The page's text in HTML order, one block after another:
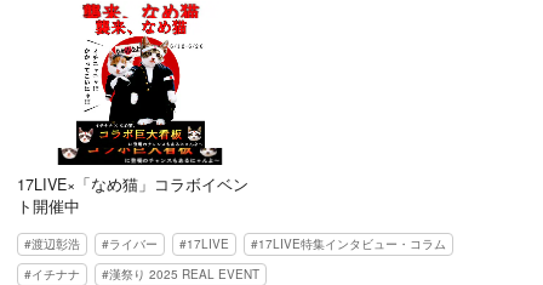
17LIVE×「なめ猫」コラボイベン
ト開催中
渡辺彰浩 ライバー 17LIVE
17LIVE特集インタビュー・コラム
イチナナ
漢祭り 2025 REAL EVENT